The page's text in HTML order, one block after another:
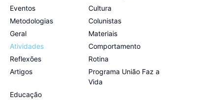
Eventos
Cultura
Metodologias
Colunistas
Geral
Materiais
Atividades
Comportamento
Reflexões
Rotina
Artigos
Programa União Faz a
Vida
Educação